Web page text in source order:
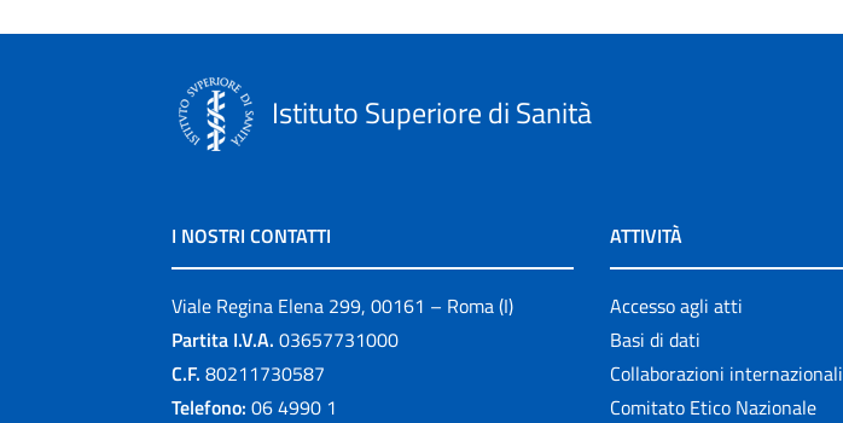
Istituto Superiore di Sanità
I NOSTRI CONTATTI
Viale Regina Elena 299, 00161 – Roma (I)
Partita I.V.A. 03657731000
C.F. 80211730587
Telefono: 06 4990 1
ATTIVITÀ
Accesso agli atti
Basi di dati
Collaborazioni internazionali
Comitato Etico Nazionale